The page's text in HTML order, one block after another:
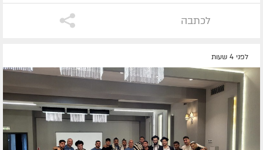
לכתבה
לפני 4 שעות